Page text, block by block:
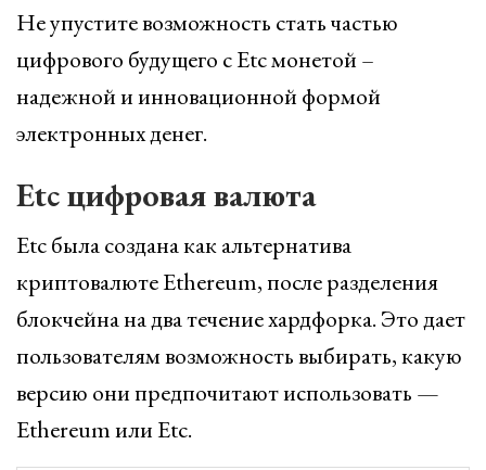
Не упустите возможность стать частью
цифрового будущего с Etc монетой –
надежной и инновационной формой
электронных денег.
Etc цифровая валюта
Etc была создана как альтернатива
криптовалюте Ethereum, после разделения
блокчейна на два течение хардфорка. Это дает
пользователям возможность выбирать, какую
версию они предпочитают использовать —
Ethereum или Etc.